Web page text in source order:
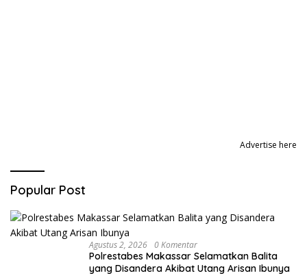
Advertise here
Popular Post
Agustus 2, 2026 0 Komentar
Polrestabes Makassar Selamatkan Balita
yang Disandera Akibat Utang Arisan Ibunya